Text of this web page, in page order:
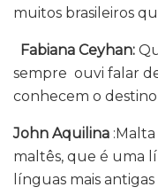
muitos brasileiros
Fabiana Ceyhan:
sempre ouvi falar
conhecem o
John Aquilina
maltês, que é uma
línguas mais